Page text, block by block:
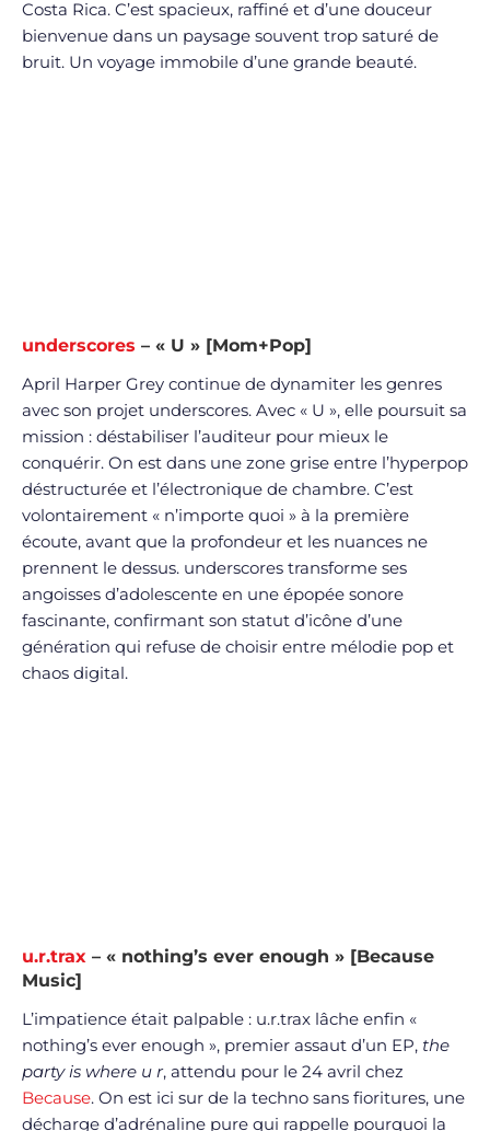
Costa Rica. C’est spacieux, raffiné et d’une douceur
bienvenue dans un paysage souvent trop saturé de
bruit. Un voyage immobile d’une grande beauté.
underscores – « U » [Mom+Pop]
April Harper Grey continue de dynamiter les genres
avec son projet underscores. Avec « U », elle poursuit sa
mission : déstabiliser l’auditeur pour mieux le
conquérir. On est dans une zone grise entre l’hyperpop
déstructurée et l’électronique de chambre. C’est
volontairement « n’importe quoi » à la première
écoute, avant que la profondeur et les nuances ne
prennent le dessus. underscores transforme ses
angoisses d’adolescente en une épopée sonore
fascinante, confirmant son statut d’icône d’une
génération qui refuse de choisir entre mélodie pop et
chaos digital.
u.r.trax – « nothing’s ever enough » [Because
Music]
L’impatience était palpable : u.r.trax lâche enfin «
nothing’s ever enough », premier assaut d’un EP, the
party is where u r, attendu pour le 24 avril chez
Because. On est ici sur de la techno sans fioritures, une
décharge d’adrénaline pure qui rappelle pourquoi la